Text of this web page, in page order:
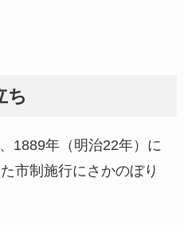
ち
1889年（明治22年）に
市制施行にさかのぼり